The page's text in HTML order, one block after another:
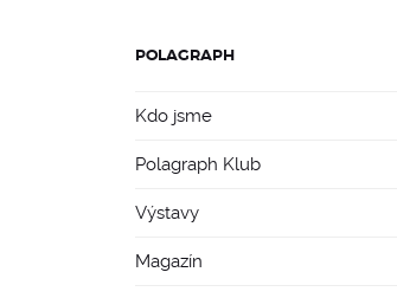
POLAGRAPH
Kdo jsme
Polagraph Klub
Výstavy
Magazín